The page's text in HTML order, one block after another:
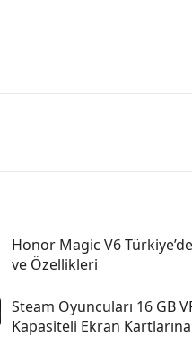
Honor Magic V6
ve Özellikleri
Steam Oyuncuları 16 GB
Kapasiteli Ekran